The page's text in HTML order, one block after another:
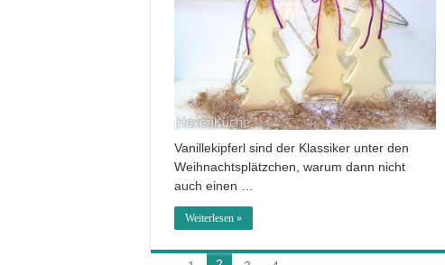
Vanillekipferl sind der Klassiker unter den
Weihnachtsplätzchen, warum dann nicht
auch einen …
Weiterlesen »